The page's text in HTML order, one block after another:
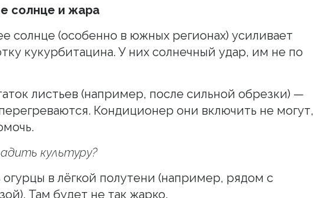
солнце и жара
солнце (особенно в южных регионах) усиливает
кукурбитацина. У них солнечный удар, им не по
листьев (например, после сильной обрезки) —
Кондиционер они включить не могут,
культуру?
огурцы в лёгкой полутени (например, рядом с
Там будет не так жарко.